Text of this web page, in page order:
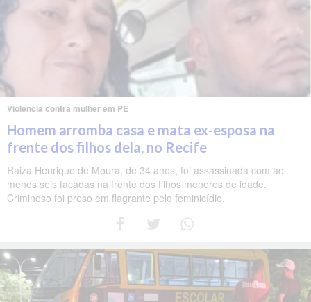
Violência contra mulher em PE
Homem arromba casa e mata ex-esposa na
frente dos filhos dela, no Recife
Raiza Henrique de Moura, de 34 anos, foi assassinada com ao
menos seis facadas na frente dos filhos menores de idade.
Criminoso foi preso em flagrante pelo feminicídio.